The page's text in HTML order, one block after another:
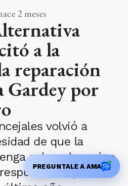
2 meses
a la
reparación
Gardey por
volvió a
de que la
sobre el camino,
a pedidos
PREGUNTALE A AMA